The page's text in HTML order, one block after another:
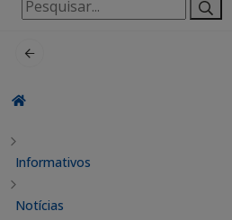
por:
Informativos
Notícias